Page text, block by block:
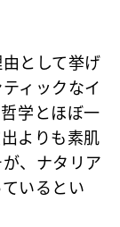
として挙げ
ィックなイ
学とほぼ一
よりも素肌
、ナタリア
いるとい